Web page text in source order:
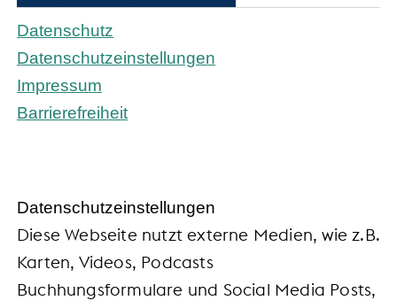
Datenschutz
Datenschutzeinstellungen
Impressum
Barrierefreiheit
Daten­schutz­ein­stel­lun­gen
Diese Webseite nutzt externe Medien, wie z.B.
Karten, Videos, Podcasts
Buchhungsformulare und Social Media Posts,